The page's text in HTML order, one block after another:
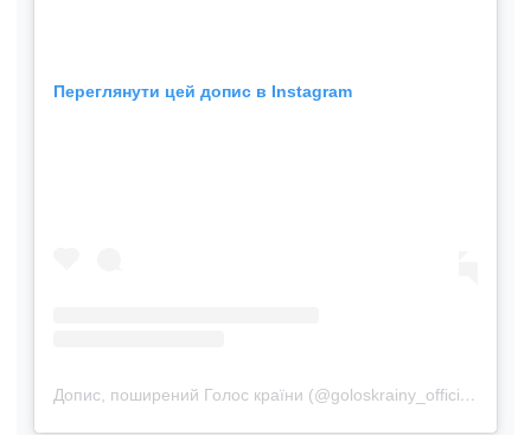
Переглянути цей допис в Instagram
Допис, поширений Голос країни (@goloskrainy_official)